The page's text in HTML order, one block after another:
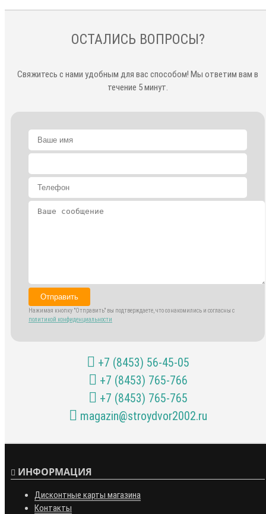
ОСТАЛИСЬ ВОПРОСЫ?
Свяжитесь с нами удобным для вас способом! Мы ответим вам в
течение 5 минут.
Отправить
Нажимая кнопку "Отправить" вы подтверждаете, что ознакомились и согласны с
политикой конфиденциальности
+7 (8453) 56-45-05
+7 (8453) 765-766
+7 (8453) 765-765
magazin@stroydvor2002.ru
ИНФОРМАЦИЯ
Дисконтные карты магазина
Контакты